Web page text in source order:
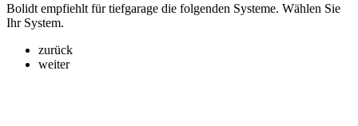
Bolidt empfiehlt für tiefgarage die folgenden Systeme. Wählen Sie
Ihr System.
zurück
weiter